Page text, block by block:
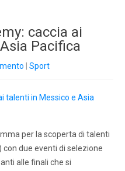
caccia ai
Pacifica
Sport
per la scoperta di talenti
con due eventi di selezione
alle finali che si